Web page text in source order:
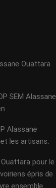
Ouattara
SEM Alassane
Alassane
les artisans.
Ouattara pour le
épris de
ensemble.